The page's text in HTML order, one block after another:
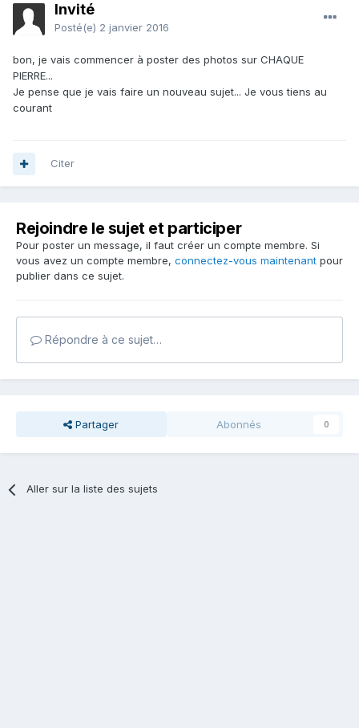
Invité
Posté(e) 2 janvier 2016
bon, je vais commencer à poster des photos sur CHAQUE
PIERRE...
Je pense que je vais faire un nouveau sujet... Je vous tiens au
courant
Citer
Rejoindre le sujet et participer
Pour poster un message, il faut créer un compte membre. Si
vous avez un compte membre, connectez-vous maintenant pour
publier dans ce sujet.
Répondre à ce sujet…
Partager Abonnés 0
Aller sur la liste des sujets